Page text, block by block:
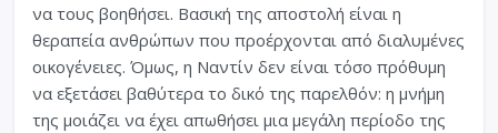
να τους βοηθήσει. Βασική της αποστολή είναι η
θεραπεία ανθρώπων που προέρχονται από διαλυμένες
οικογένειες. Όμως, η Ναντίν δεν είναι τόσο πρόθυμη
να εξετάσει βαθύτερα το δικό της παρελθόν: η μνήμη
της μοιάζει να έχει απωθήσει μια μεγάλη περίοδο της